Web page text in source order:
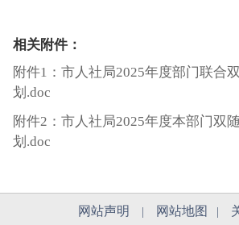
相关附件：
附件1：市人社局2025年度部门联合
划.doc
附件2：市人社局2025年度本部门双
划.doc
网站声明 网站地图